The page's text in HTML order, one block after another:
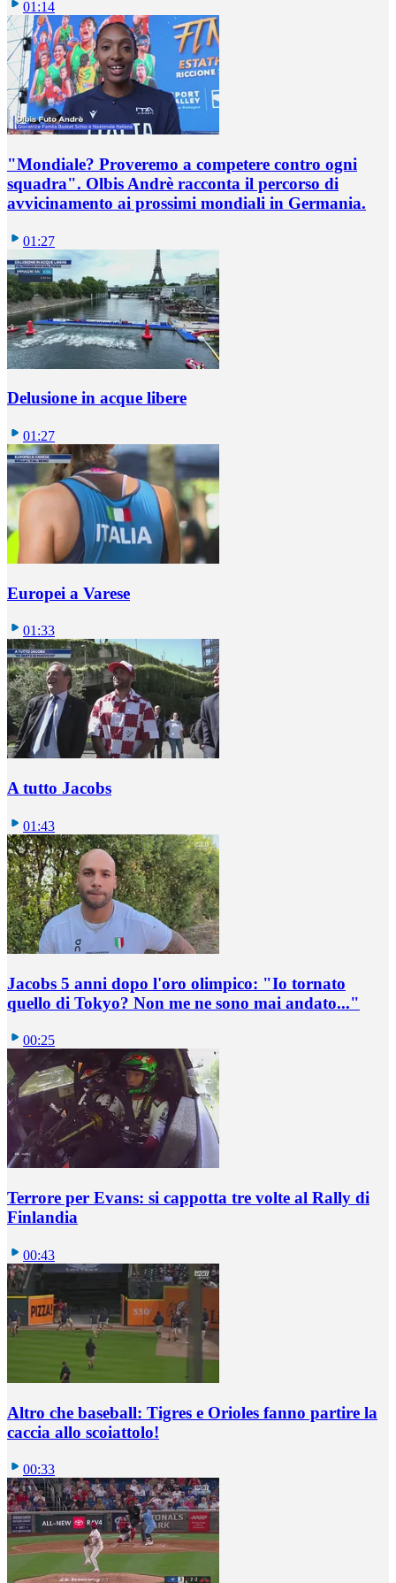
01:14
"Mondiale? Proveremo a competere contro ogni
squadra". Olbis Andrè racconta il percorso di
avvicinamento ai prossimi mondiali in Germania.
01:27
Delusione in acque libere
01:27
Europei a Varese
01:33
A tutto Jacobs
01:43
Jacobs 5 anni dopo l'oro olimpico: "Io tornato
quello di Tokyo? Non me ne sono mai andato..."
00:25
Terrore per Evans: si cappotta tre volte al Rally di
Finlandia
00:43
Altro che baseball: Tigres e Orioles fanno partire la
caccia allo scoiattolo!
00:33